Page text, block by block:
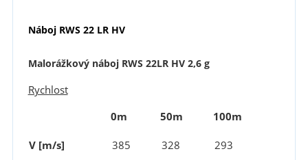
Náboj RWS 22 LR HV
Malorážkový náboj RWS 22LR HV 2,6 g
Rychlost
0m
50m
100m
V [m/s]
385 328 293